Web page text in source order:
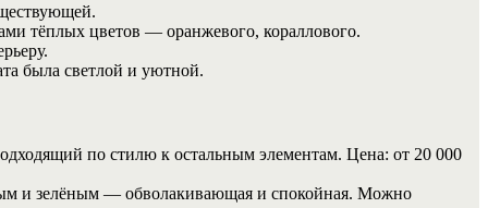
тёплых цветов — оранжевого, кораллового.
была светлой и уютной.
по стилю к остальным элементам. Цена: от 20 000
и зелёным — обволакивающая и спокойная. Можно